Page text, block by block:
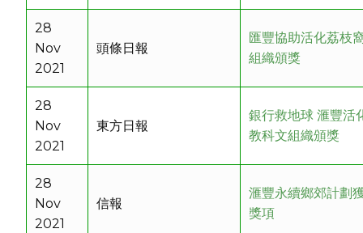
28
Nov
2021
頭條日報
匯豐協助活化荔枝
組織頒獎
28
Nov
2021
東方日報
銀行救地球 滙豐活
教科文組織頒獎
28
Nov
2021
信報
滙豐永續鄉郊計劃
獎項